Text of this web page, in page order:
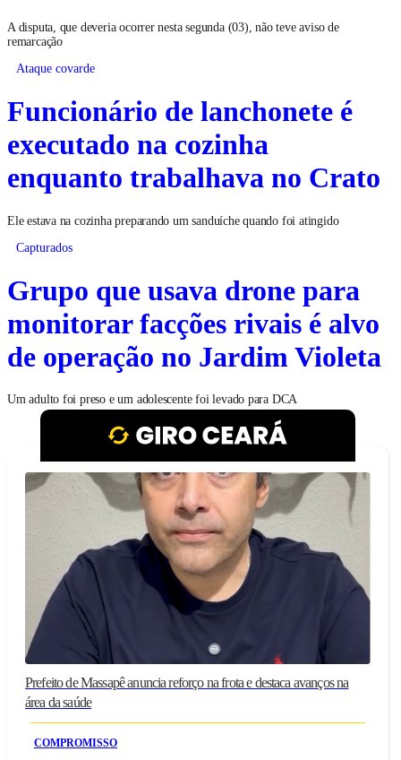
A disputa, que deveria ocorrer nesta segunda (03), não teve aviso de
remarcação
Ataque covarde
Funcionário de lanchonete é
executado na cozinha
enquanto trabalhava no Crato
Ele estava na cozinha preparando um sanduíche quando foi atingido
Capturados
Grupo que usava drone para
monitorar facções rivais é alvo
de operação no Jardim Violeta
Um adulto foi preso e um adolescente foi levado para DCA
Prefeito de Massapê anuncia reforço na frota e destaca avanços na
área da saúde
COMPROMISSO